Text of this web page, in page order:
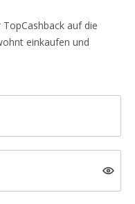
auf die
einkaufen und